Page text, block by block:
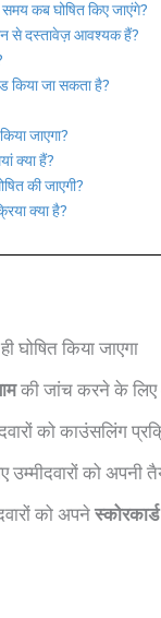
कब घोषित किए जाएंगे?
से दस्तावेज़ आवश्यक हैं?
किया जा सकता है?
जाएगा?
क्या हैं?
की जाएगी?
क्या है?
घोषित किया जाएगा
की जांच करने के लिए
को काउंसलिंग
को अपनी
को अपने स्कोरकार्ड